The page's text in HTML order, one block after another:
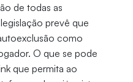
de todas as
prevê que
como
O que se pode
que permita ao